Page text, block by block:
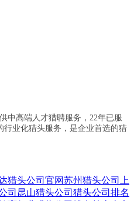
中高端人才猎聘服务，22年已服
行业化猎头服务，是企业首选的猎
猎头公司官网苏州猎头公司
上
司 昆山猎头公司 猎头公司排名